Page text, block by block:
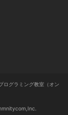
グラミング教室（オン